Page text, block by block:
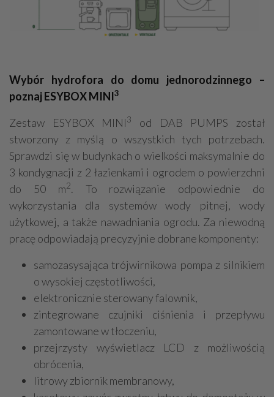
Wybór hydrofora do domu jednorodzinnego –
poznaj ESYBOX MINI3
Zestaw ESYBOX MINI3 od DAB PUMPS został
stworzony z myślą o wszystkich tych potrzebach.
Sprawdzi się w budynkach o wielkości maksymalnie do
3 kondygnacji z 2 łazienkami i ogrodem o powierzchni
do 50 m2. To rozwiązanie odpowiednie do
wykorzystania dla systemów wody pitnej, wody
użytkowej, a także nawadniania ogrodu. Za niewodną
pracę odpowiadają precyzyjnie dobrane komponenty:
samozasysająca trójwirnikowa pompa z silnikiem
o wysokiej częstotliwości,
elektronicznie sterowany falownik,
zintegrowane czujniki ciśnienia i przepływu
zamontowane w tłoczeniu,
przejrzysty wyświetlacz LCD z możliwością
obrócenia,
litrowy zbiornik membranowy,